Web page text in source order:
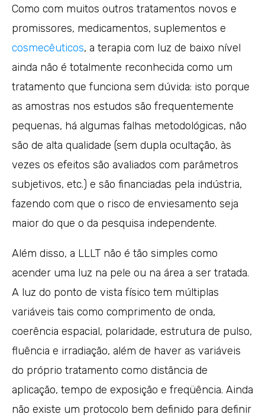
Como com muitos outros tratamentos novos e
promissores, medicamentos, suplementos e
cosmecêuticos, a terapia com luz de baixo nível
ainda não é totalmente reconhecida como um
tratamento que funciona sem dúvida: isto porque
as amostras nos estudos são frequentemente
pequenas, há algumas falhas metodológicas, não
são de alta qualidade (sem dupla ocultação, às
vezes os efeitos são avaliados com parâmetros
subjetivos, etc.) e são financiadas pela indústria,
fazendo com que o risco de enviesamento seja
maior do que o da pesquisa independente.
Além disso, a LLLT não é tão simples como
acender uma luz na pele ou na área a ser tratada.
A luz do ponto de vista físico tem múltiplas
variáveis tais como comprimento de onda,
coerência espacial, polaridade, estrutura de pulso,
fluência e irradiação, além de haver as variáveis
do próprio tratamento como distância de
aplicação, tempo de exposição e freqüência. Ainda
não existe um protocolo bem definido para definir